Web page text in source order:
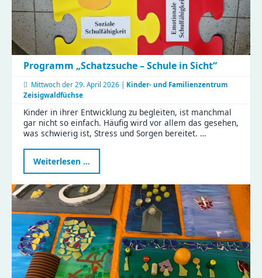
Programm „Schatzsuche – Schule in Sicht“
Mittwoch der 29. April 2026 | Kinder- und Familienzentrum
Zeisigwaldfüchse
Kinder in ihrer Entwicklung zu begleiten, ist manchmal
gar nicht so einfach. Häufig wird vor allem das gesehen,
was schwierig ist, Stress und Sorgen bereitet. …
Weiterlesen …
„Schatzsuche
–
Schule
in
Sicht“